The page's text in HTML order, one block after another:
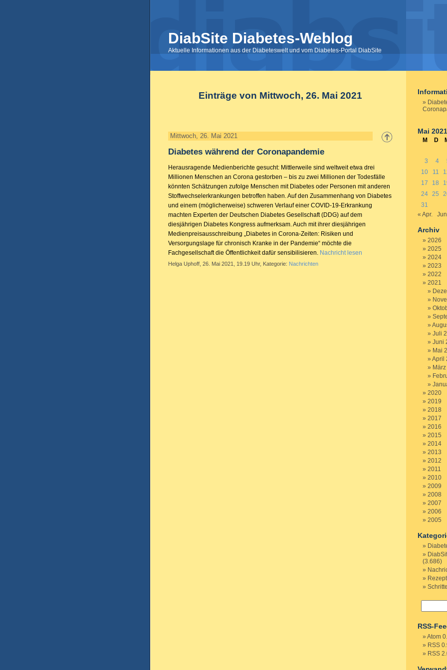
DiabSite Diabetes-Weblog
Aktuelle Informationen aus der Diabeteswelt und vom Diabetes-Portal DiabSite
Einträge von Mittwoch, 26. Mai 2021
Mittwoch, 26. Mai 2021
Diabetes während der Coronapandemie
Herausragende Medienberichte gesucht: Mittlerweile sind weltweit etwa drei
Millionen Menschen an Corona gestorben – bis zu zwei Millionen der Todesfälle
könnten Schätzungen zufolge Menschen mit Diabetes oder Personen mit anderen
Stoffwechselerkrankungen betroffen haben. Auf den Zusammenhang von Diabetes
und einem (möglicherweise) schweren Verlauf einer COVID-19-Erkrankung
machten Experten der Deutschen Diabetes Gesellschaft (DDG) auf dem
diesjährigen Diabetes Kongress aufmerksam. Auch mit ihrer diesjährigen
Medienpreisausschreibung „Diabetes in Corona-Zeiten: Risiken und
Versorgungslage für chronisch Kranke in der Pandemie“ möchte die
Fachgesellschaft die Öffentlichkeit dafür sensibilisieren. Nachricht lesen
Helga Uphoff, 26. Mai 2021, 19.19 Uhr, Kategorie: Nachrichten
Mai 2021
M D
3
4
10
11
17
18
24 25
31
« Apr.
Archiv
2026
2025
2024
2023
2022
2021
Juli
Juni
Mai
April
2020
2019
2018
2017
2016
2015
2014
2013
2012
2011
2010
2009
2008
2007
2006
2005
(3.686)
RSS-
Atom
RSS
RSS